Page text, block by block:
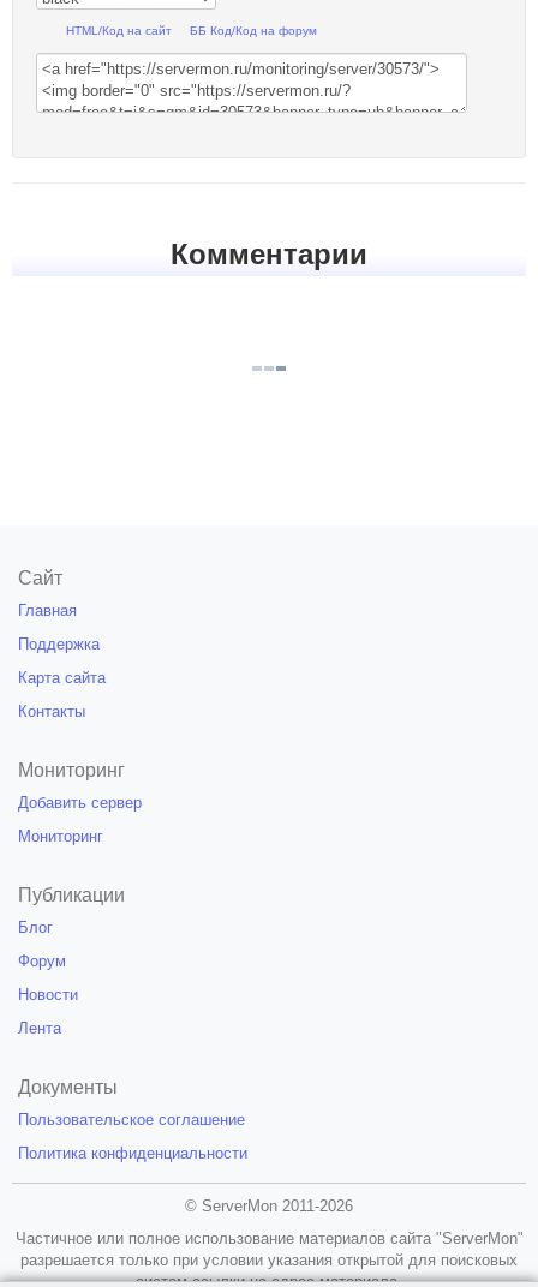
HTML/Код на сайт ББ Код/Код на форум
Комментарии
Сайт
Главная
Поддержка
Карта сайта
Контакты
Мониторинг
Добавить сервер
Мониторинг
Публикации
Блог
Форум
Новости
Лента
Документы
Пользовательское соглашение
Политика конфиденциальности
© ServerMon 2011-2026
Частичное или полное использование материалов сайта "ServerMon"
разрешается только при условии указания открытой для поисковых
систем ссылки на адрес материала.